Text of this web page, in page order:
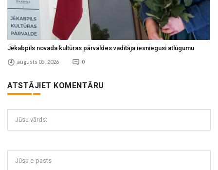
Jēkabpils novada kultūras pārvaldes vadītāja iesniegusi atlūgumu
augusts 05 , 2026 0
ATSTĀJIET KOMENTĀRU
Jūsu vārds:
Jūsu e-pasts